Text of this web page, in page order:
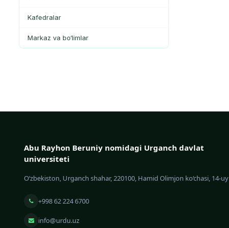
Kafedralar
Markaz va bo‘limlar
Abu Rayhon Beruniy nomidagi Urganch davlat
universiteti
O‘zbekiston, Urganch shahar, 220100, Hamid Olimjon ko‘chasi, 14-uy
+998 62 224 6700
info@urdu.uz